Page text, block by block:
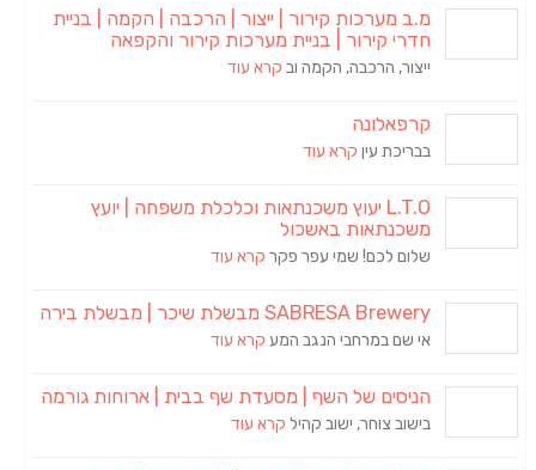
מ.ב מערכות קירור | ייצור | הרכבה | הקמה | בניית
חדרי קירור | בניית מערכות קירור והקפאה
ייצור, הרכבה, הקמה וב קרא עוד
קרפאלונה
בבריכת עין קרא עוד
L.T.O יעוץ משכנתאות וכלכלת משפחה | יועץ
משכנתאות באשכול
שלום לכם! שמי עפר פקר קרא עוד
SABRESA Brewery מבשלת שיכר | מבשלת בירה
אי שם במרחבי הנגב המע קרא עוד
הניסים של השף | מסעדת שף בבית | ארוחות גורמה
בישוב צוחר, ישוב קהיל קרא עוד